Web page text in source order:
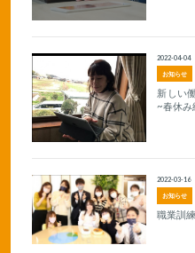
お知らせ
2022-04-04
新しい
~春休み
お知らせ
2022-03-16
職業訓